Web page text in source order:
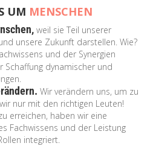
UM MENSCHEN
weil sie Teil unserer
unsere Zukunft darstellen. Wie?
und der Synergien
Schaffung dynamischer und
Wir verändern uns, um zu
nur mit den richtigen Leuten!
erreichen, haben wir eine
Fachwissens und der Leistung
integriert.